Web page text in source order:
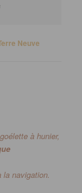
Neuve
à hunier,
la navigation.